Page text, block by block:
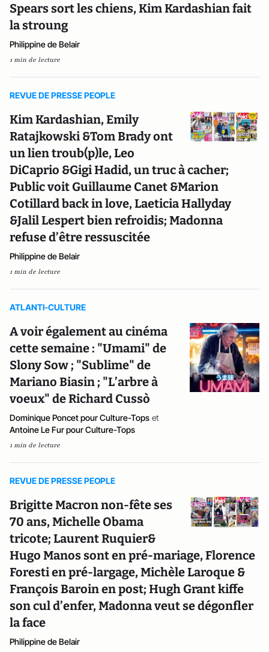
Spears sort les chiens, Kim Kardashian fait
la stroung
Philippine de Belair
1 min de lecture
REVUE DE PRESSE PEOPLE
Kim Kardashian, Emily
Ratajkowski &Tom Brady ont
un lien troub(p)le, Leo
DiCaprio &Gigi Hadid, un truc à cacher;
Public voit Guillaume Canet &Marion
Cotillard back in love, Laeticia Hallyday
&Jalil Lespert bien refroidis; Madonna
refuse d’être ressuscitée
Philippine de Belair
1 min de lecture
ATLANTI-CULTURE
A voir également au cinéma
cette semaine : "Umami" de
Slony Sow ; "Sublime" de
Mariano Biasin ; "L’arbre à
voeux" de Richard Cussò
Dominique Poncet pour Culture-Tops et
Antoine Le Fur pour Culture-Tops
1 min de lecture
REVUE DE PRESSE PEOPLE
Brigitte Macron non-fête ses
70 ans, Michelle Obama
tricote; Laurent Ruquier&
Hugo Manos sont en pré-mariage, Florence
Foresti en pré-largage, Michèle Laroque &
François Baroin en post; Hugh Grant kiffe
son cul d’enfer, Madonna veut se dégonfler
la face
Philippine de Belair